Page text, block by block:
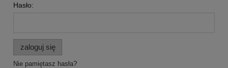
Hasło:
zaloguj się
Nie pamiętasz hasła?